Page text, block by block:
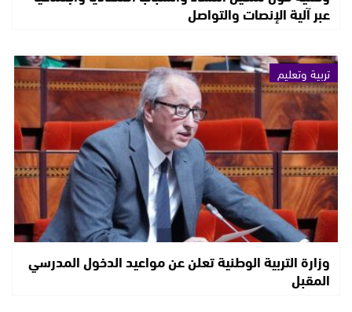
عبر آلية الإنصات والتواصل
تربية وتعليم
وزارة التربية الوطنية تعلن عن مواعيد الدخول المدرسي
المقبل